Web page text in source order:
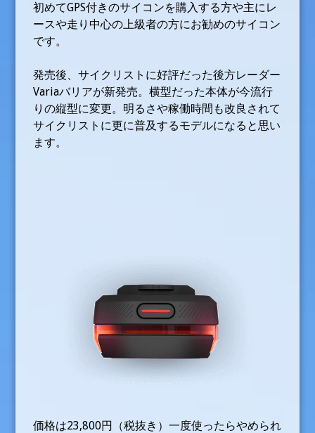
初めてGPS付きのサイコンを購入する方や主にレ
ースや走り中心の上級者の方にお勧めのサイコン
です。
発売後、サイクリストに好評だった後方レーダー
Variaバリアが新発売。横型だった本体が今流行
りの縦型に変更。明るさや稼働時間も改良されて
サイクリストに更に普及するモデルになると思い
ます。
価格は23,800円（税抜き）一度使ったらやめられ